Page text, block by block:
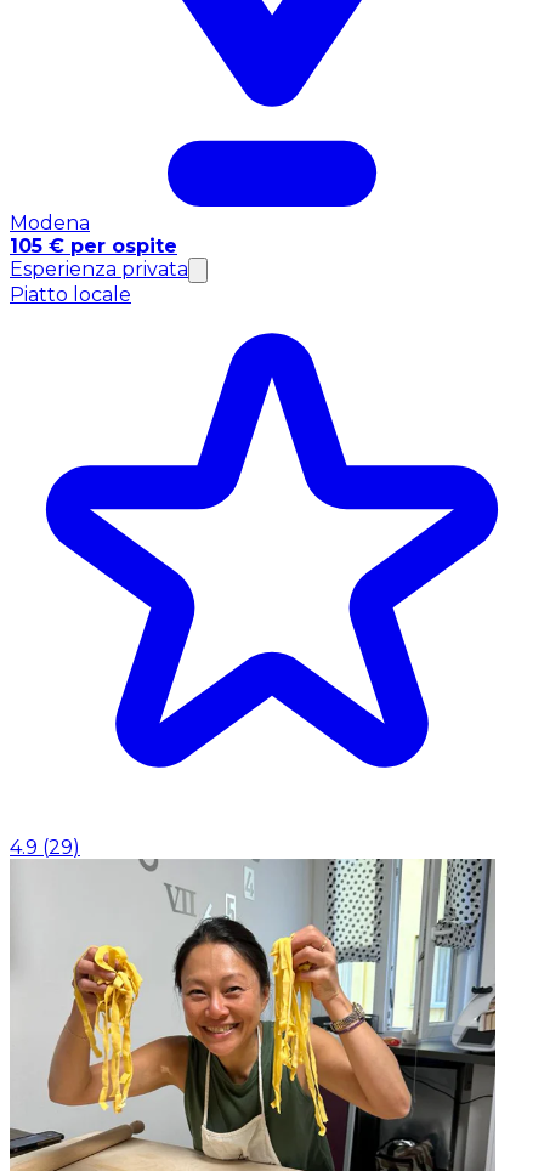
Modena
105 € per ospite
Esperienza privata
Piatto locale
4.9 (29)